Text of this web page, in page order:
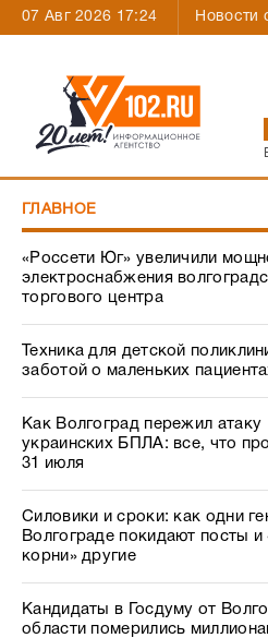
07 Авг 2026 17:24 Новости
ГЛАВНОЕ
«Россети Юг» увеличили
электроснабжения
торгового центра
Техника для детской
заботой о маленьких
Как Волгоград пережил атаку
украинских БПЛА: все, что
31 июля
Силовики и сроки: как одни
Волгограде покидают посты и
корни» другие
Кандидаты в Госдуму от
области померились